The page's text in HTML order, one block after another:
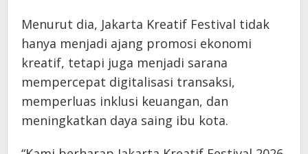
Menurut dia, Jakarta Kreatif Festival tidak
hanya menjadi ajang promosi ekonomi
kreatif, tetapi juga menjadi sarana
mempercepat digitalisasi transaksi,
memperluas inklusi keuangan, dan
meningkatkan daya saing ibu kota.